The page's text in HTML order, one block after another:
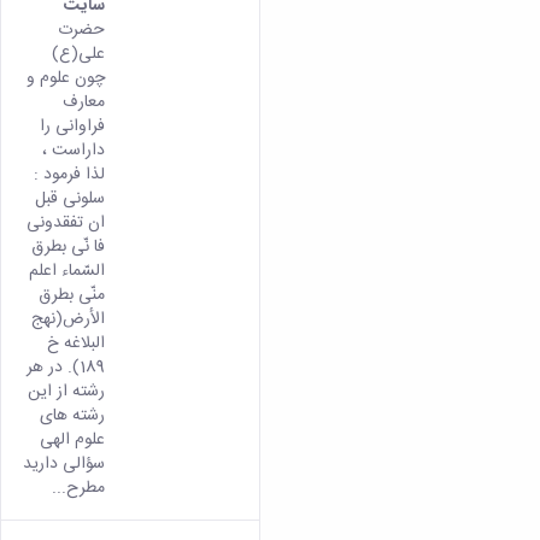
حضرت
علی(ع)
چون علوم و
معارف
فراوانی را
داراست ،
لذا فرمود :
سلونی قبل
ان تفقدونی
فا نّی بطرق
السّماء اعلم
منّی بطرق
الأرض(نهج
البلاغه خ
189). در هر
رشته از این
رشته های
علوم الهی
سؤالی دارید
مطرح...